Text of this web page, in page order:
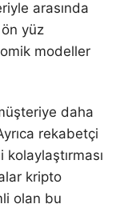
arasında
yüz
modeller
daha
rekabetçi
kripto
olan bu